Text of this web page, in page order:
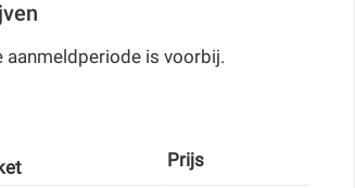
aanmeldperiode is voorbij.
Prijs